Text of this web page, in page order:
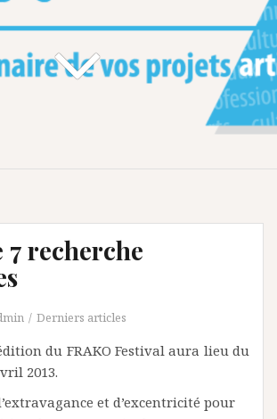
7 recherche
Derniers articles
du FRAKO Festival aura lieu du
2013.
et d’excentricité pour